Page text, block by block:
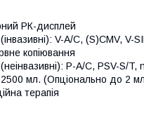
РК-дисплей
V-A/C, (S)CMV, V-
копіювання
P-A/C, PSV-S/T,
мл. (Опціонально до 2
терапія